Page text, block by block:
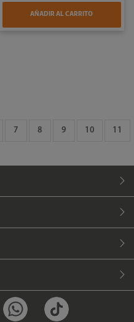
AÑADIR AL CARRITO
7 8 9 10 11